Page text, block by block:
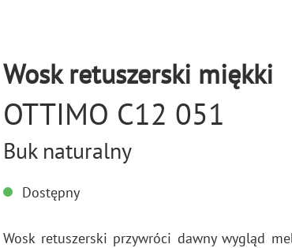
Wosk retuszerski miękki
OTTIMO C12 051
Buk naturalny
Dostępny
Wosk re­tu­szer­ski przy­wró­ci dawny wy­gląd